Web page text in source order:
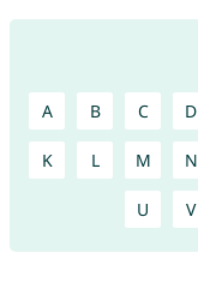
A B C D
K L M N
U V